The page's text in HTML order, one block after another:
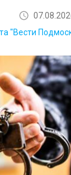
"Вести